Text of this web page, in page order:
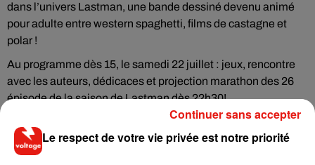
dans l’univers Lastman, une bande dessiné devenu animé
pour adulte entre western spaghetti, films de castagne et
polar !
Au programme dès 15, le samedi 22 juillet : jeux, rencontre
avec les auteurs, dédicaces et projection marathon des 26
épisode de la saison de Lastman dès 22h30!
Le samedi avant chaque film est aussi prévu la projection
d’un court métrage d’un réalisateur ayant sorti en salle son
premier long métrage en 2016.
Le respect de votre vie privée est notre priorité
Continuer sans accepter